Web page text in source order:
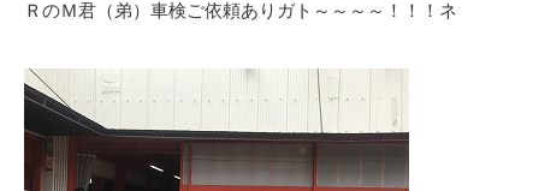
ＲのＭ君（弟）車検ご依頼ありガト～～～～！！！ネ